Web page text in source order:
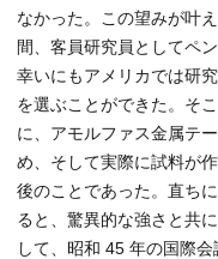
なかった。この望みが叶
間、客員研究員としてペ
幸いにもアメリカでは研
を選ぶことができた。そ
に、アモルファス金属テ
め、そして実際に試料が
後のことであった。直ち
ると、驚異的な強さと共
して、昭和 45 年の国際